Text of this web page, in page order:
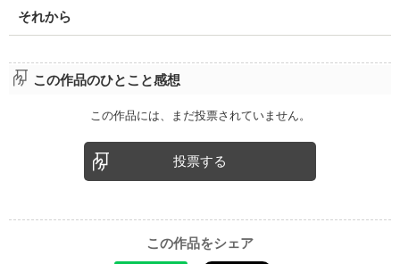
それから
この作品のひとこと感想
この作品には、まだ投票されていません。
投票する
この作品をシェア